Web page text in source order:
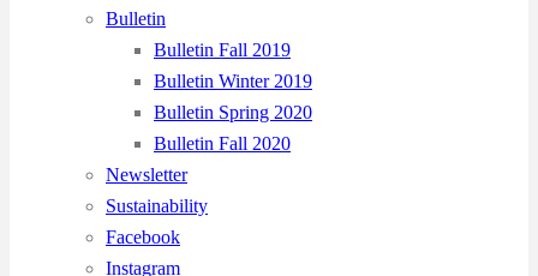
Bulletin
Bulletin Fall 2019
Bulletin Winter 2019
Bulletin Spring 2020
Bulletin Fall 2020
Newsletter
Sustainability
Facebook
Instagram